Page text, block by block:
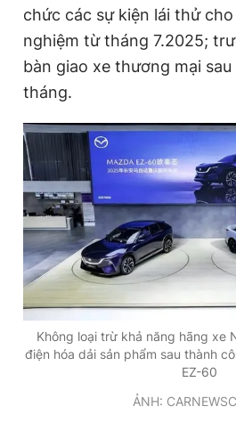
chức các sự kiện lái thử
nghiệm từ tháng 7.2025;
bàn giao xe thương mại
tháng.
Không loại trừ khả năng hãng xe
điện hóa dải sản phẩm sau thành
EZ-60
ẢNH: